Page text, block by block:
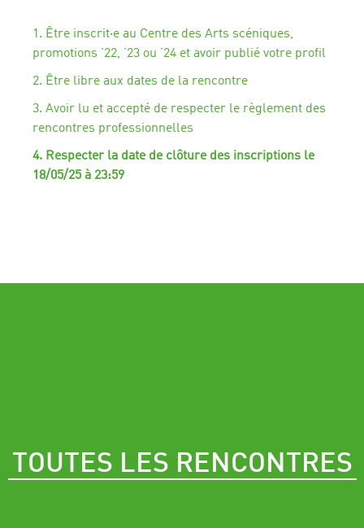
1. Être inscrit·e au Centre des Arts scéniques,
promotions ’22, ’23 ou ’24 et avoir publié votre profil
2. Être libre aux dates de la rencontre
3. Avoir lu et accepté de respecter le règlement des
rencontres professionnelles
4. Respecter la date de clôture des inscriptions le
18/05/25 à 23:59
TOUTES LES RENCONTRES